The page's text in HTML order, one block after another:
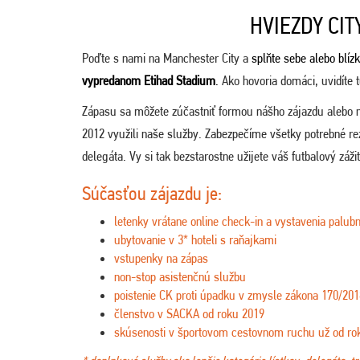
HVIEZDY
Poďte s nami na Manchester City a splňte sebe alebo
vypredanom Etihad Stadium. Ako hovoria domáci, uvidíte
Zápasu sa môžete zúčastniť formou nášho zájazdu
2012 využili naše služby. Zabezpečíme všetky potrebné
delegáta. Vy si tak bezstarostne užijete váš futbalový
Súčasťou zájazdu je:
letenky vrátane online check-in a vystavenia
ubytovanie v 3* hoteli s raňajkami
vstupenky na zápas
non-stop asistenčnú službu
poistenie CK proti úpadku v zmysle zákona 170/
členstvo v SACKA od roku 2019
skúsenosti v športovom cestovnom ruchu už od